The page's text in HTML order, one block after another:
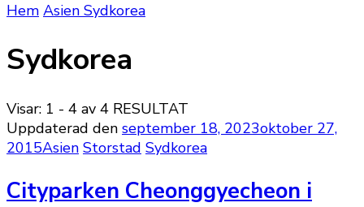
Hem Asien Sydkorea
Sydkorea
Visar: 1 - 4 av 4 RESULTAT
Uppdaterad den september 18, 2023oktober 27,
2015Asien Storstad Sydkorea
Cityparken Cheonggyecheon i